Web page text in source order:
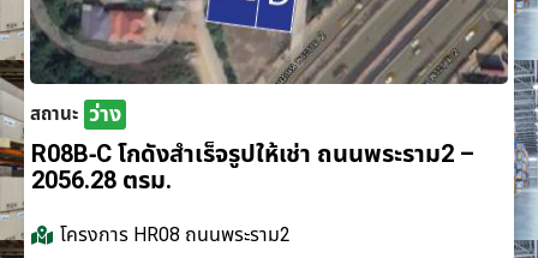
สถานะ ว่าง
R08B-C โกดังสำเร็จรูปให้เช่า ถนนพระราม2 –
2056.28 ตรม.
โครงการ HR08 ถนนพระราม2